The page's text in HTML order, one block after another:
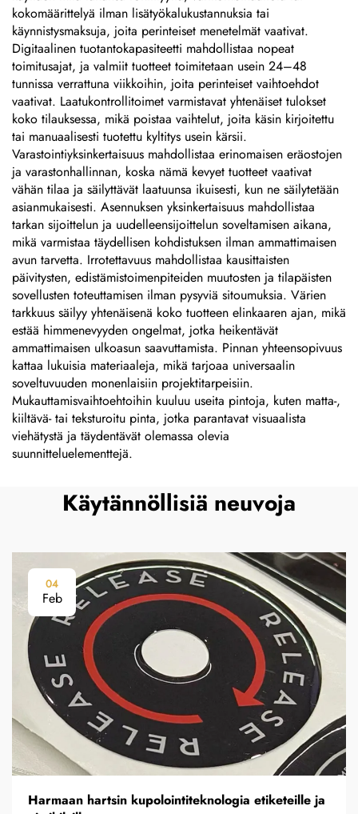
kokomäärittelyä ilman lisätyökalukustannuksia tai
käynnistysmaksuja, joita perinteiset menetelmät vaativat.
Digitaalinen tuotantokapasiteetti mahdollistaa nopeat
toimitusajat, ja valmiit tuotteet toimitetaan usein 24–48
tunnissa verrattuna viikkoihin, joita perinteiset vaihtoehdot
vaativat. Laatukontrollitoimet varmistavat yhtenäiset tulokset
koko tilauksessa, mikä poistaa vaihtelut, joita käsin kirjoitettu
tai manuaalisesti tuotettu kyltitys usein kärsii.
Varastointiyksinkertaisuus mahdollistaa erinomaisen eräostojen
ja varastonhallinnan, koska nämä kevyet tuotteet vaativat
vähän tilaa ja säilyttävät laatuunsa ikuisesti, kun ne säilytetään
asianmukaisesti. Asennuksen yksinkertaisuus mahdollistaa
tarkan sijoittelun ja uudelleensijoittelun soveltamisen aikana,
mikä varmistaa täydellisen kohdistuksen ilman ammattimaisen
avun tarvetta. Irrotettavuus mahdollistaa kausittaisten
päivitysten, edistämistoimenpiteiden muutosten ja tilapäisten
sovellusten toteuttamisen ilman pysyviä sitoumuksia. Värien
tarkkuus säilyy yhtenäisenä koko tuotteen elinkaaren ajan, mikä
estää himmenevyyden ongelmat, jotka heikentävät
ammattimaisen ulkoasun saavuttamista. Pinnan yhteensopivuus
kattaa lukuisia materiaaleja, mikä tarjoaa universaalin
soveltuvuuden monenlaisiin projektitarpeisiin.
Mukauttamisvaihtoehtoihin kuuluu useita pintoja, kuten matta-,
kiiltävä- tai teksturoitu pinta, jotka parantavat visuaalista
viehätystä ja täydentävät olemassa olevia
suunnitteluelementtejä.
Käytännöllisiä neuvoja
04
Feb
Harmaan hartsin kupolointiteknologia etiketeille ja